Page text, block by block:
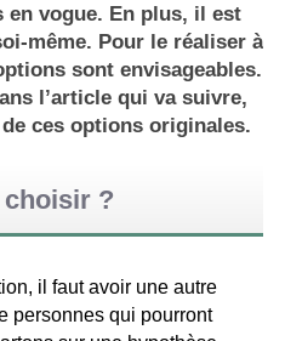
vogue. En plus, il est
même. Pour le réaliser à
sont envisageables.
l’article qui va suivre,
ces options originales.
?
il faut avoir une autre
personnes qui pourront